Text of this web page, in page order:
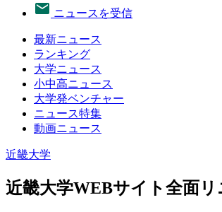
ニュースを受信
最新ニュース
ランキング
大学ニュース
小中高ニュース
大学発ベンチャー
ニュース特集
動画ニュース
近畿大学
近畿大学WEBサイト全面